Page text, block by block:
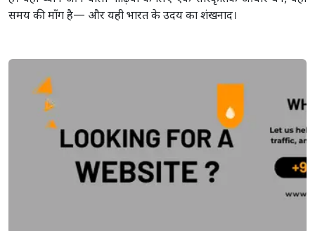
समय की माँग है— और यही भारत के उदय का शंखनाद।